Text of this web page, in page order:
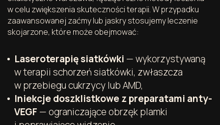
w celu zwiększenia skuteczności terapii. W przypadku
zaawansowanej zaćmy lub jaskry stosujemy leczenie
skojarzone, które może obejmować:
Laseroterapię siatkówki — wykorzystywaną
w terapii schorzeń siatkówki, zwłaszcza
w przebiegu cukrzycy lub AMD,
Iniekcje doszklistkowe z preparatami anty-
VEGF — ograniczające obrzęk plamki